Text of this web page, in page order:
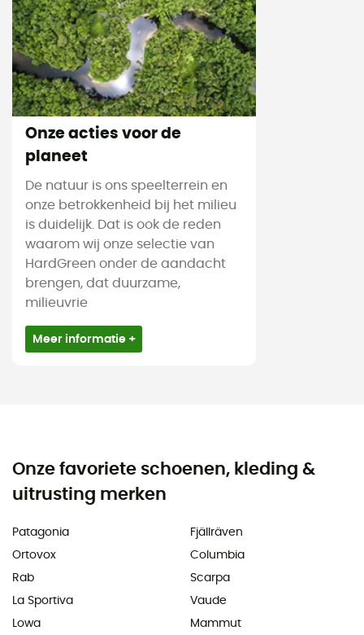
Onze acties voor de
planeet
De natuur is ons speelterrein en
onze betrokkenheid bij het milieu
is duidelijk. Dat is ook de reden
waarom wij onze selectie van
HardGreen onder de aandacht
brengen, dat duurzame,
milieuvrie
Meer informatie +
Onze favoriete schoenen, kleding &
uitrusting merken
Patagonia
Ortovox
Rab
La Sportiva
Lowa
Fjällräven
Columbia
Scarpa
Vaude
Mammut